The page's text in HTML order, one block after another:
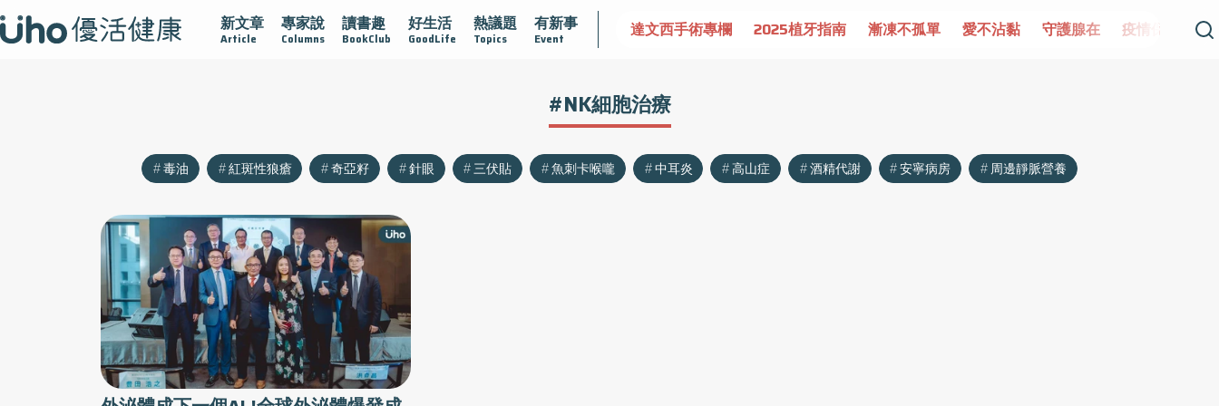
新文章
Article
專家說
Columns
讀書趣
BookClub
好生活
GoodLife
熱議題
Topics
有新事
Event
黏 守護腺在 疫情保衛戰 再生醫學 愛的未來視 認識攝護腺肥大 守護骨骼健康 達文西手術專欄 2025植牙指南 漸凍不孤單 愛不沾黏 守護腺在 疫情保衛戰
#NK細胞治療
毒油 紅斑性狼瘡 奇亞籽 針眼 三伏貼 魚刺卡喉嚨 中耳炎 高山症 酒精代謝 安寧病房 周邊靜脈營養